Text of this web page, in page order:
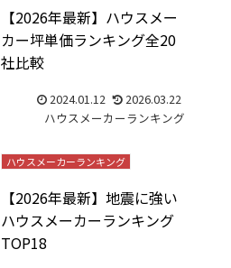
【2026年最新】ハウスメー
カー坪単価ランキング全20
社比較
2024.01.12
2026.03.22
ハウスメーカーランキング
ハウスメーカーランキング
【2026年最新】地震に強い
ハウスメーカーランキング
TOP18